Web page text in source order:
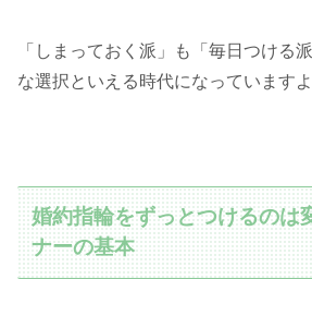
「しまっておく派」も「毎日つける
な選択といえる時代になっていますよ
婚約指輪をずっとつけるのは
ナーの基本